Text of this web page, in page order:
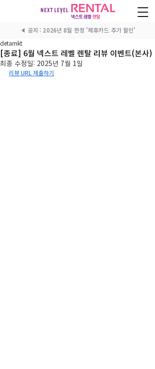
🔈 공지 : 2026년 8월 한정 '제휴카드 추가 할인'
[종료] 6월 넥스트 레벨 렌탈 리뷰 이벤트(본사)
detamkt
최종 수정일: 2025년 7월 1일
리뷰 URL 제출하기